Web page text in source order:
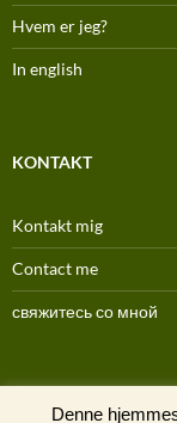
Hvem er jeg?
In english
KONTAKT
Kontakt mig
Contact me
свяжитесь со мной
Denne